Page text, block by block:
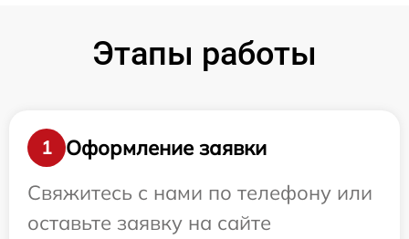
Этапы работы
1
Оформление заявки
Свяжитесь с нами по телефону или
оставьте заявку на сайте